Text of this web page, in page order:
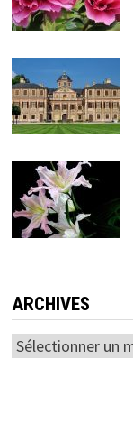
ARCHIVES
Archives